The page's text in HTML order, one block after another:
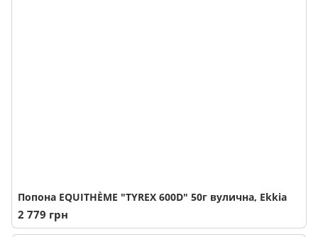
Попона EQUITHÈME "TYREX 600D" 50г вулична, Ekkia
2 779 грн